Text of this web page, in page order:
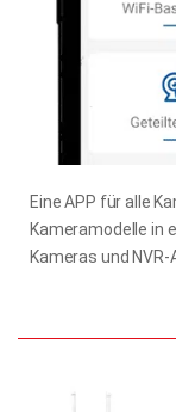
Eine APP für alle
Kameramodelle in
Kameras und